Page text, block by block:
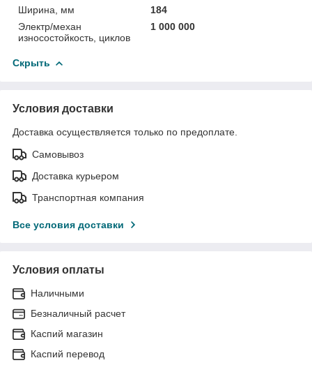
Ширина, мм
184
Электр/механ
износостойкость, циклов
1 000 000
Скрыть
Условия доставки
Доставка осуществляется только по предоплате.
Самовывоз
Доставка курьером
Транспортная компания
Все условия доставки
Условия оплаты
Наличными
Безналичный расчет
Каспий магазин
Каспий перевод